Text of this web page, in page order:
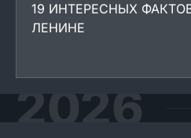
19 ИНТЕРЕСНЫХ
ЛЕНИНЕ
2026